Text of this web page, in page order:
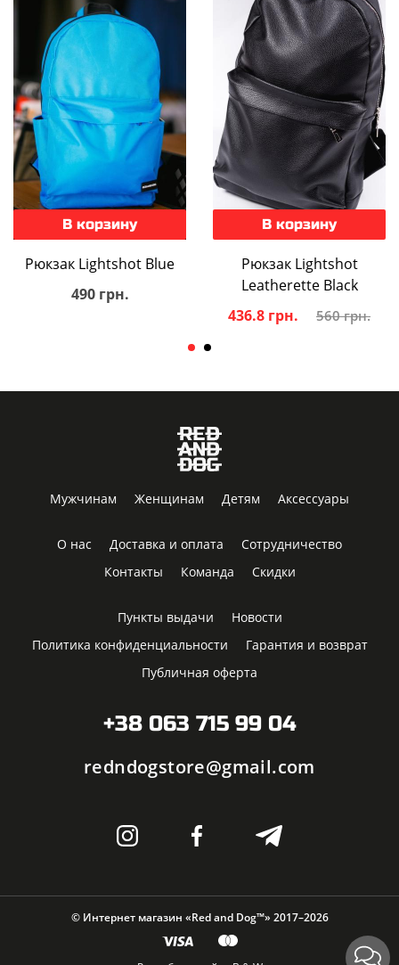
В корзину
Рюкзак Lightshot Blue
490 грн.
В корзину
Рюкзак Lightshot
Leatherette Black
436.8 грн.
560 грн.
Мужчинам Женщинам Детям Аксессуары
О нас Доставка и оплата
Сотрудничество
Контакты
Команда Скидки
Пункты выдачи
Новости
Политика конфиденциальности
Гарантия и возврат
Публичная оферта
+38 063 715 99 04
redndogstore@gmail.com
© Интернет магазин «Red and Dog™» 2017–2026